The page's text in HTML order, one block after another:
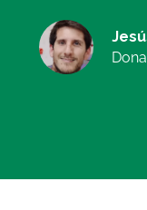
Vaig
ajudar-